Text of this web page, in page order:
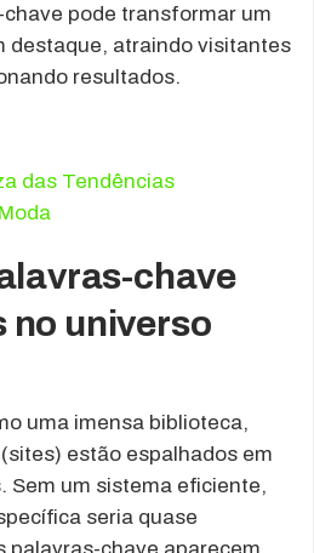
pode transformar um
destaque, atraindo visitantes
resultados.
das Tendências
chave
no universo
uma imensa biblioteca,
estão espalhados em
Sem um sistema eficiente,
seria quase
palavras-chave aparecem